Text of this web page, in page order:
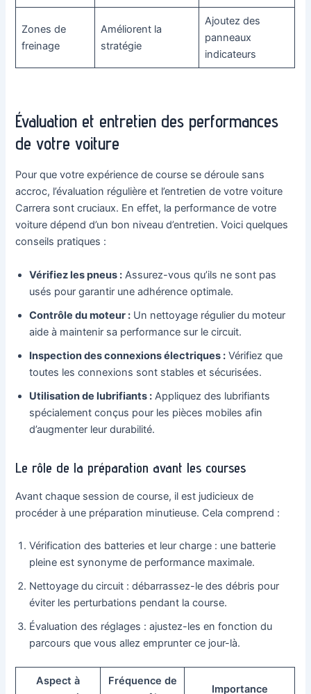
Zones de
freinage
Améliorent la
stratégie
Ajoutez des
panneaux
indicateurs
Évaluation et entretien des performances
de votre voiture
Pour que votre expérience de course se déroule sans
accroc, l’évaluation régulière et l’entretien de votre voiture
Carrera sont cruciaux. En effet, la performance de votre
voiture dépend d’un bon niveau d’entretien. Voici quelques
conseils pratiques :
Vérifiez les pneus : Assurez-vous qu’ils ne sont pas
usés pour garantir une adhérence optimale.
Contrôle du moteur : Un nettoyage régulier du moteur
aide à maintenir sa performance sur le circuit.
Inspection des connexions électriques : Vérifiez que
toutes les connexions sont stables et sécurisées.
Utilisation de lubrifiants : Appliquez des lubrifiants
spécialement conçus pour les pièces mobiles afin
d’augmenter leur durabilité.
Le rôle de la préparation avant les courses
Avant chaque session de course, il est judicieux de
procéder à une préparation minutieuse. Cela comprend :
Vérification des batteries et leur charge : une batterie
pleine est synonyme de performance maximale.
Nettoyage du circuit : débarrassez-le des débris pour
éviter les perturbations pendant la course.
Évaluation des réglages : ajustez-les en fonction du
parcours que vous allez emprunter ce jour-là.
Aspect à
Fréquence de
Importance